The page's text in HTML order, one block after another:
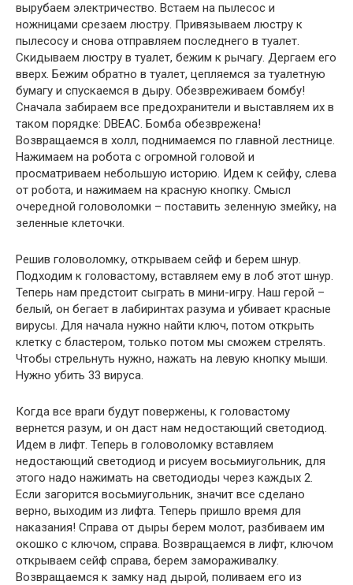
вырубаем электричество. Встаем на пылесос и
ножницами срезаем люстру. Привязываем люстру к
пылесосу и снова отправляем последнего в туалет.
Скидываем люстру в туалет, бежим к рычагу. Дергаем его
вверх. Бежим обратно в туалет, цепляемся за туалетную
бумагу и спускаемся в дыру. Обезвреживаем бомбу!
Сначала забираем все предохранители и выставляем их в
таком порядке: DBEAC. Бомба обезврежена!
Возвращаемся в холл, поднимаемся по главной лестнице.
Нажимаем на робота с огромной головой и
просматриваем небольшую историю. Идем к сейфу, слева
от робота, и нажимаем на красную кнопку. Смысл
очередной головоломки – поставить зеленную змейку, на
зеленные клеточки.
Решив головоломку, открываем сейф и берем шнур.
Подходим к головастому, вставляем ему в лоб этот шнур.
Теперь нам предстоит сыграть в мини-игру. Наш герой –
белый, он бегает в лабиринтах разума и убивает красные
вирусы. Для начала нужно найти ключ, потом открыть
клетку с бластером, только потом мы сможем стрелять.
Чтобы стрельнуть нужно, нажать на левую кнопку мыши.
Нужно убить 33 вируса.
Когда все враги будут повержены, к головастому
вернется разум, и он даст нам недостающий светодиод.
Идем в лифт. Теперь в головоломку вставляем
недостающий светодиод и рисуем восьмиугольник, для
этого надо нажимать на светодиоды через каждых 2.
Если загорится восьмиугольник, значит все сделано
верно, выходим из лифта. Теперь пришло время для
наказания! Справа от дыры берем молот, разбиваем им
окошко с ключом, справа. Возвращаемся в лифт, ключом
открываем сейф справа, берем замораживалку.
Возвращаемся к замку над дырой, поливаем его из